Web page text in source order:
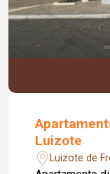
Luizote
Luizote de